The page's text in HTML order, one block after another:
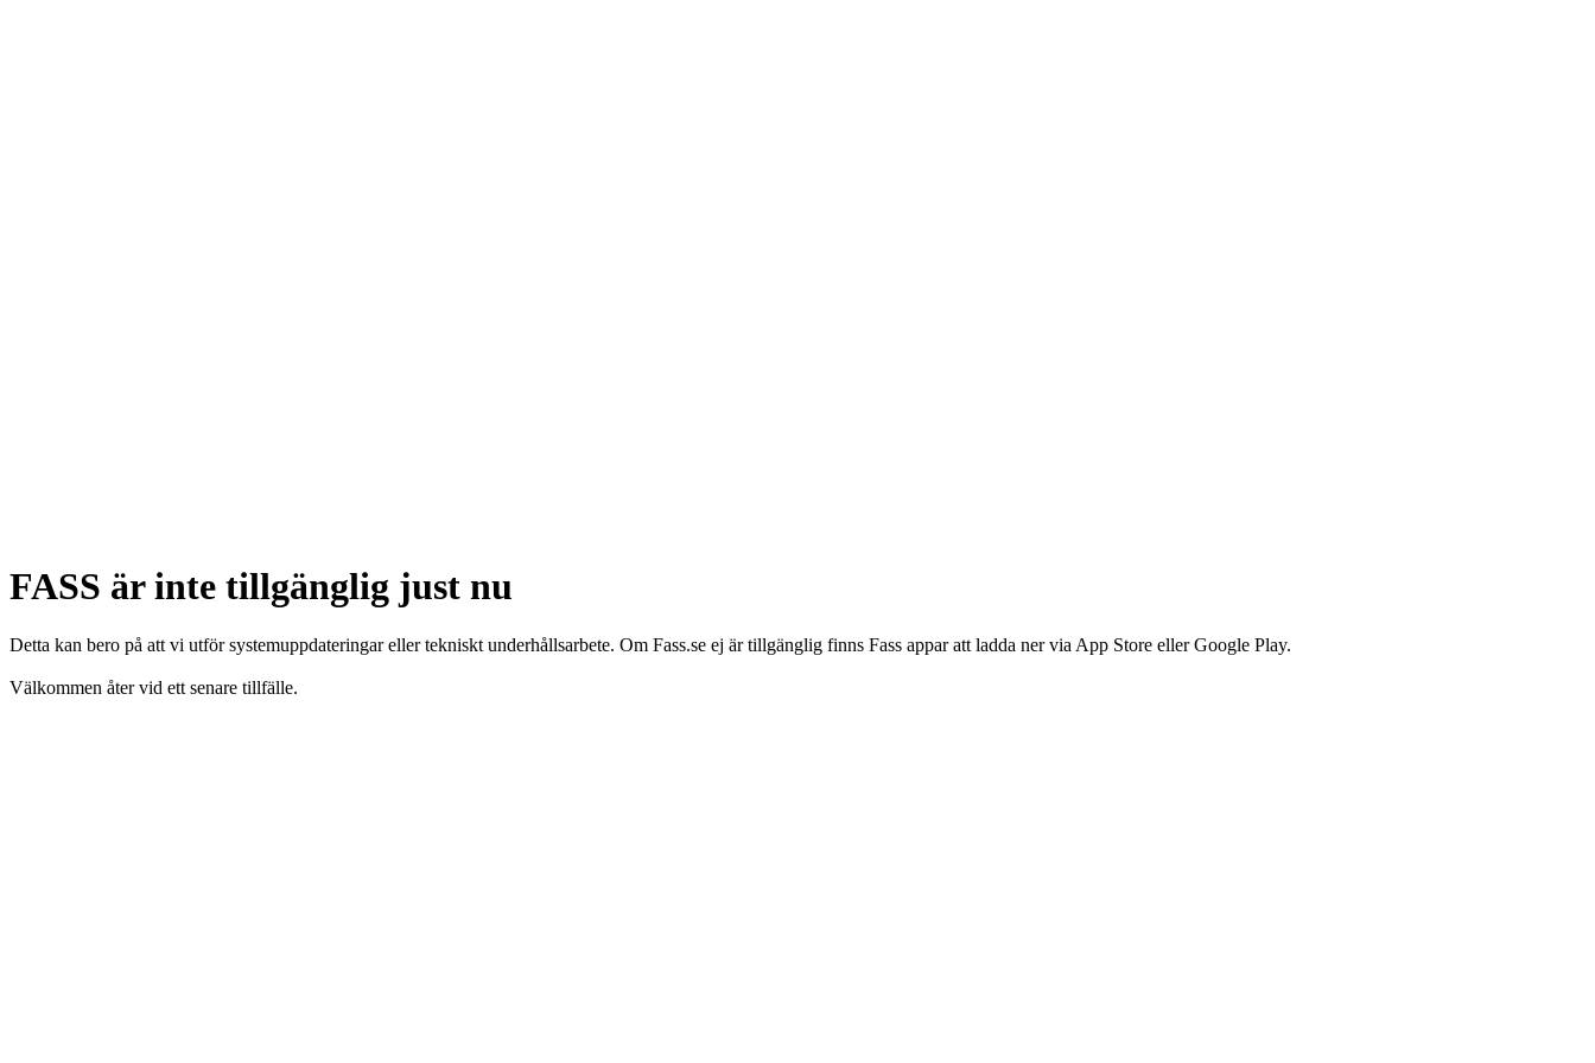
FASS är inte tillgänglig just nu
Detta kan bero på att vi utför systemuppdateringar eller tekniskt underhållsarbete. Om Fass.se ej är tillgänglig finns Fass appar att ladda ner via App Store eller Google Play.
Välkommen åter vid ett senare tillfälle.